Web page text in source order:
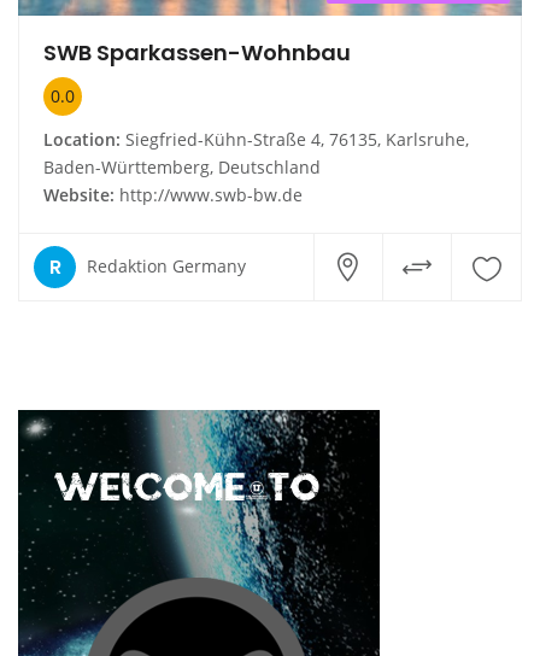
SWB Sparkassen-Wohnbau
0.0
Location: Siegfried-Kühn-Straße 4, 76135, Karlsruhe,
Baden-Württemberg, Deutschland
Website: http://www.swb-bw.de
R Redaktion Germany